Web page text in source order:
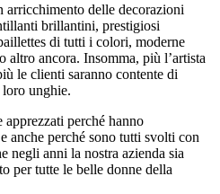
arricchimento delle decorazioni
brillantini, prestigiosi
di tutti i colori, moderne
altro ancora. Insomma, più l’artista
le clienti saranno contente di
unghie.
perché hanno
anche perché sono tutti svolti con
negli anni la nostra azienda sia
per tutte le belle donne della